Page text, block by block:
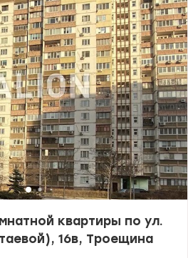
в пешей доступности торговые
Район и Эпицентр; супермаркеты
почта сразу у дома. Есть
парки, скверы, озера. Удачное
разные направления станций метро,
транспорта – троллейбусы,
в удобное для Вас время!
+38 (050) 355 37 46 Екатерина
квартиры по ул.
16в, Троещина